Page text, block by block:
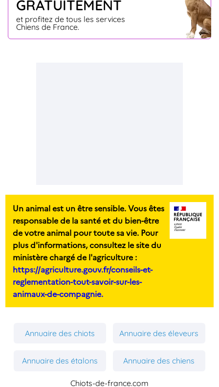
GRATUITEMENT
et profitez de tous les services
Chiens de France.
Un animal est un être sensible. Vous êtes
responsable de la santé et du bien-être
de votre animal pour toute sa vie. Pour
plus d'informations, consultez le site du
ministère chargé de l'agriculture :
https://agriculture.gouv.fr/conseils-et-
reglementation-tout-savoir-sur-les-
animaux-de-compagnie.
Annuaire des chiots Annuaire des éleveurs
Annuaire des étalons Annuaire des chiens
Chiots-de-france.com